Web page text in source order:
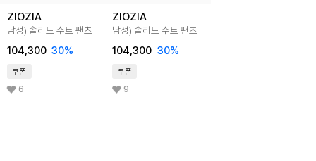
ZIOZIA
남성) 솔리드 수트 팬츠
104,300 30%
쿠폰
6
ZIOZIA
남성) 솔리드 수트 팬츠
104,300 30%
쿠폰
9